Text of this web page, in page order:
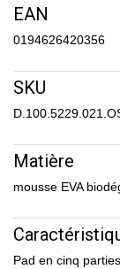
EAN
0194626420356
SKU
Matière
mousse EVA
Pad en cinq parties